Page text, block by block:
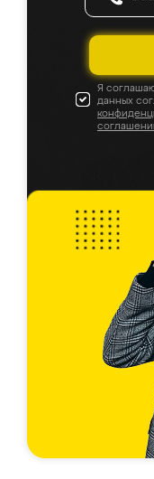
Я
данных